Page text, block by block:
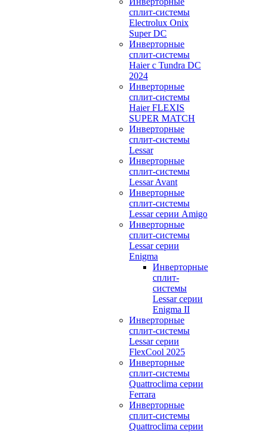
сплит-системы
Electrolux Onix
Super DC
Инверторные
сплит-системы
Haier c Tundra DC
2024
Инверторные
сплит-системы
Haier FLEXIS
SUPER MATCH
Инверторные
сплит-системы
Lessar
Инверторные
сплит-системы
Lessar Avant
Инверторные
сплит-системы
Lessar серии Amigo
Инверторные
сплит-системы
Lessar серии
Enigma
Инверторные
сплит-
системы
Lessar серии
Enigma II
Инверторные
сплит-системы
Lessar серии
FlexCool 2025
Инверторные
сплит-системы
Quattroclima серии
Ferrara
Инверторные
сплит-системы
Quattroclima серии